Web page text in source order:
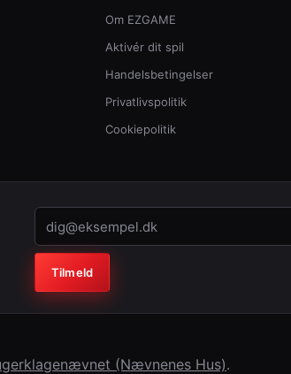
Om EZGAME
Aktivér dit spil
Handelsbetingelser
Privatlivspolitik
Cookiepolitik
Virksomhed (lad feltet stå tomt)
Tilmeld
(Nævnenes Hus).